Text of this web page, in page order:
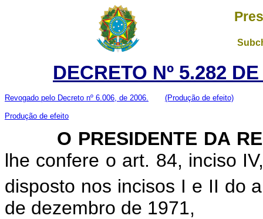
DECRETO Nº 5.282
Revogado pelo Decreto nº 6.006, de 2006. (Produção de efeito)
Produção de efeito
O PRESIDENTE DA
lhe confere o art. 84, inciso
disposto nos incisos I e II do
de dezembro de 1971,